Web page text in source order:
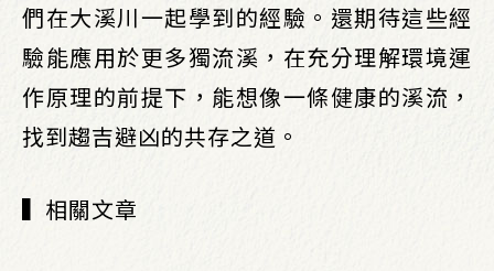
們在大溪川一起學到的經驗。還期待這些經
驗能應用於更多獨流溪，在充分理解環境運
作原理的前提下，能想像一條健康的溪流，
找到趨吉避凶的共存之道。
▍相關文章